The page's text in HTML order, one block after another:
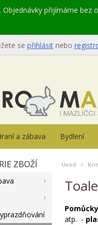
přijímáme
se přihlásit nebo
a zábava Bydlení
ZBOŽÍ Úvod »
atp. -